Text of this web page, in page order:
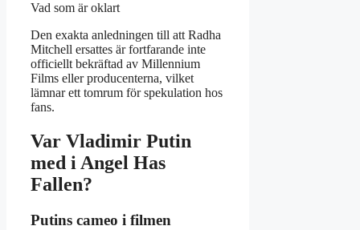
Vad som är oklart
Den exakta anledningen till att Radha
Mitchell ersattes är fortfarande inte
officiellt bekräftad av Millennium
Films eller producenterna, vilket
lämnar ett tomrum för spekulation hos
fans.
Var Vladimir Putin
med i Angel Has
Fallen?
Putins cameo i filmen